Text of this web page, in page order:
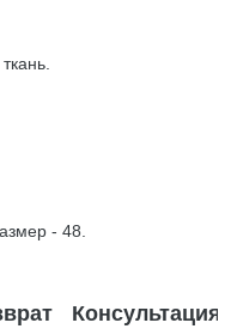
- 48.
Консультация